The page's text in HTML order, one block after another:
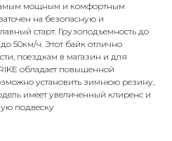
мощным и комфортным
на безопасную и
старт. Грузоподъемность до
50км/ч. Этот байк отлично
поездкам в магазин и для
обладает повышенной
установить зимнюю резину,
имеет увеличенный клиренс и
подвеску